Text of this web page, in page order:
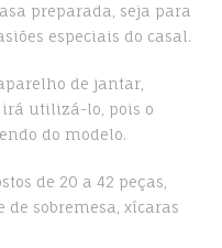
preparada, seja para
especiais do casal.
de jantar,
irá utilizá-lo, pois o
do modelo.
de 20 a 42 peças,
sobremesa, xícaras